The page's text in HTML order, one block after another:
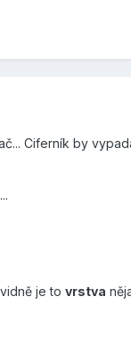
Ciferník by
je to vrstva